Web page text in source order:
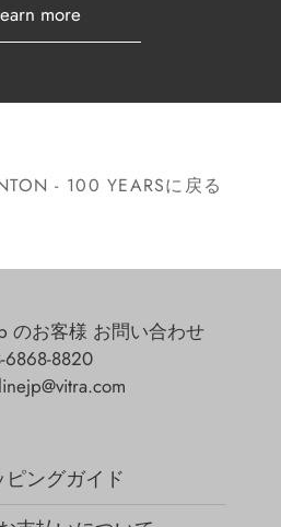
more
- 100 YEARSに戻る
のお客様 お問い合わせ
6868-8820
ピングガイド